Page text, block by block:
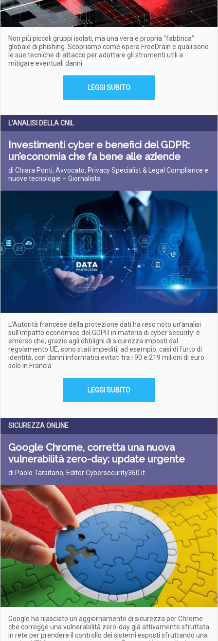
Non più piccoli gruppi isolati, ma una vera e propria “fabbrica”
globale di phishing. Scopriamo come opera FreeDrain e quali sono
le sue tecniche di attacco per adottare gli strumenti utili a
mitigare eventuali danni
LEGGI SUBITO
L'ANALISI DELLA CNIL
Investimenti cyber e benefici del GDPR:
un’economia che fa bene alle aziende
di Chiara Ponti, Avvocato, Privacy Specialist & Legal Compliance e
nuove tecnologie – Giornalista
L’Autorità francese della protezione dati ha reso noto un’analisi
sull’impatto economico del GDPR in materia di cyber security: è
emerso che, grazie agli obblighi di sicurezza imposti dal
regolamento UE, sono stati impediti, ad esempio, casi di furto di
identità, con danni informatici evitati tra i 90 e 219 milioni di euro
solo in Francia
LEGGI SUBITO
SICUREZZA ONLINE
Google Chrome, corretta una nuova
vulnerabilità zero-day: update urgente
di Paolo Tarsitano, Editor Cybersecurity360.it
Google ha rilasciato un aggiornamento di sicurezza per Chrome
che corregge una vulnerabilità zero-day già attivamente sfruttata
in rete per prendere il controllo dei sistemi esposti sfruttando una